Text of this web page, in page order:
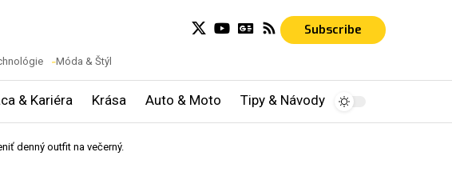
Móda & Štýl
Subscribe
& Kariéra Krása Auto & Moto Tipy & Návody
denný outfit na večerný.